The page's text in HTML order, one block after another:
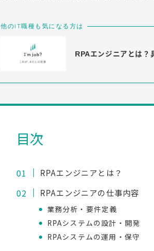
他のIT職種も気になる方は
RPAエンジニアとは？
目次
RPAエンジニアとは？
RPAエンジニアの仕事内容
業務分析・要件定義
RPAシステムの設計・開発
RPAシステムの運用・保守